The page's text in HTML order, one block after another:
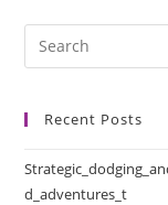
Recent Posts
d_adventures_t